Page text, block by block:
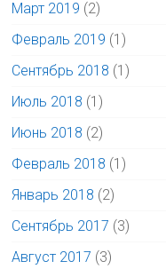
Март 2019 (2)
Февраль 2019 (1)
Сентябрь 2018 (1)
Июль 2018 (1)
Июнь 2018 (2)
Февраль 2018 (1)
Январь 2018 (2)
Сентябрь 2017 (3)
Август 2017 (3)